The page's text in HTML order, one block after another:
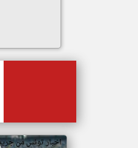
اخبار تونس من